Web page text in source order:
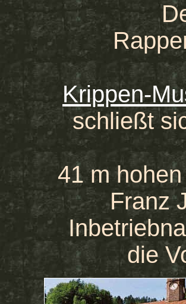
Krippen-
schließt
41 m
Franz
die